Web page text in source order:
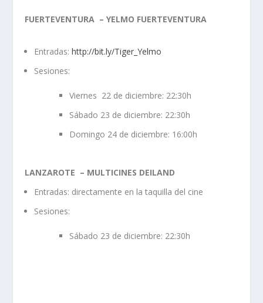
FUERTEVENTURA – YELMO FUERTEVENTURA
Entradas:http://bit.ly/Tiger_Yelmo
Sesiones:
Viernes 22 de diciembre: 22:30h
Sábado 23 de diciembre: 22:30h
Domingo 24 de diciembre: 16:00h
LANZAROTE – MULTICINES DEILAND
Entradas: directamente en la taquilla del cine
Sesiones:
Sábado 23 de diciembre: 22:30h